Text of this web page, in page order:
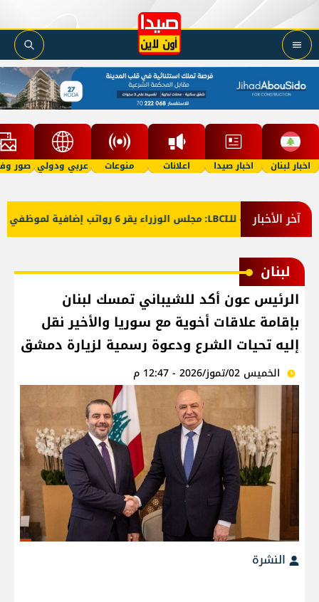
اخبار لبنان اخبار صيدا اعلانات منوعات عربي ودولي صور
آخر الأخبار
معلومات للـLBCI: مجلس الوزراء يقر 6 رواتب إضافية لموظفي القطاع العام وصرف الفروقات بأثر رجعي منذ آذار
لبنان
الرئيس عون أكد للشيباني تمسك لبنان
بإقامة علاقات أخوية مع سوريا والأخير نقل
إليه تحيات الشرع ودعوة رسمية لزيارة دمشق
الخميس 02/تموز/2026 - 12:47 م
النشرة